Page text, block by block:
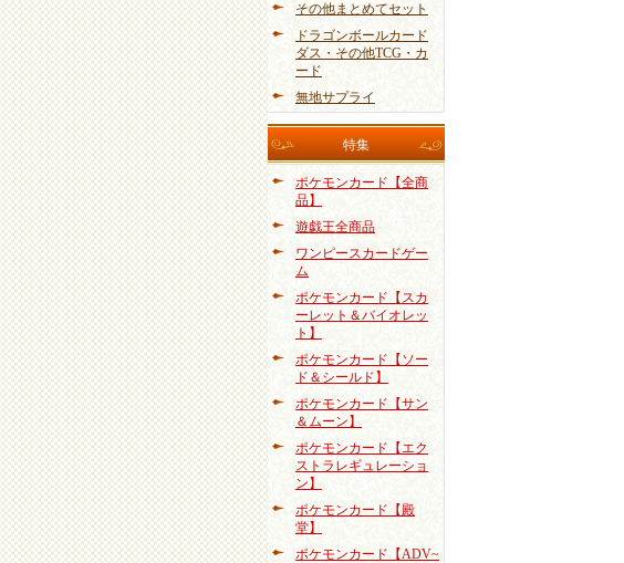
その他まとめてセット
ドラゴンボールカード
ダス・その他TCG・カ
ード
無地サプライ
特集
ポケモンカード【全商
品】
遊戯王全商品
ワンピースカードゲー
ム
ポケモンカード【スカ
ーレット＆バイオレッ
ト】
ポケモンカード【ソー
ド＆シールド】
ポケモンカード【サン
＆ムーン】
ポケモンカード【エク
ストラレギュレーショ
ン】
ポケモンカード【殿
堂】
ポケモンカード【ADV~